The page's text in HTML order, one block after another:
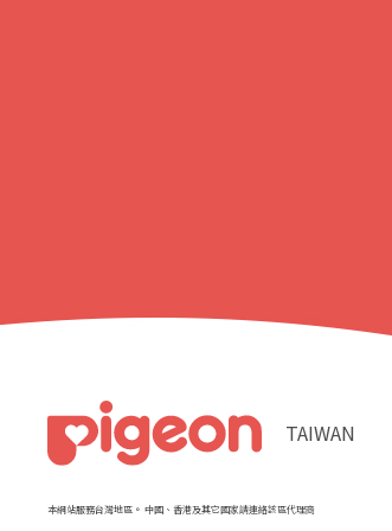
TAIWAN
本網站服務台灣地區。 中國、香港及其它國家請連絡該區代理商